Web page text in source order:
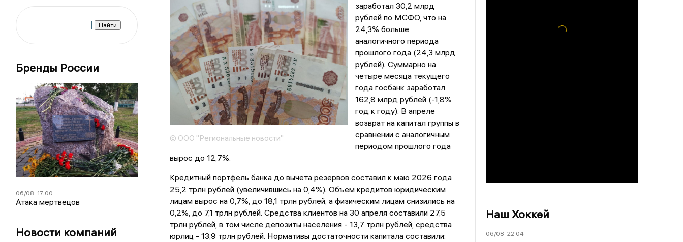
Бренды России
06/08 17:00
Атака мертвецов
Новости компаний
© ООО "Региональные новости"
заработал 30,2 млрд
рублей по МСФО, что на
24,3% больше
аналогичного периода
прошлого года (24,3 млрд
рублей). Суммарно на
четыре месяца текущего
года госбанк заработал
162,8 млрд рублей (-1,8%
год к году). В апреле
возврат на капитал группы в
сравнении с аналогичным
периодом прошлого года
вырос до 12,7%.
Кредитный портфель банка до вычета резервов составил к маю 2026 года
25,2 трлн рублей (увеличившись на 0,4%). Объем кредитов юридическим
лицам вырос на 0,7%, до 18,1 трлн рублей, а физическим лицам снизились на
0,2%, до 7,1 трлн рублей. Средства клиентов на 30 апреля составили 27,5
трлн рублей, в том числе депозиты населения - 13,7 трлн рублей, средства
юрлиц - 13,9 трлн рублей. Нормативы достаточности капитала составили:
Наш Хоккей
06/08 22:04